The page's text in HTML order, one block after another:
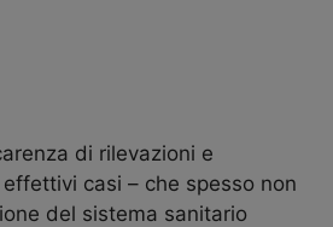
di rilevazioni e
casi – che spesso non
del sistema sanitario